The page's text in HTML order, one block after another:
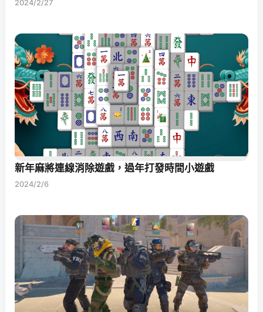
2024/2/27
新年麻將連線消除遊戲，過年打發時間小遊戲
2024/2/6